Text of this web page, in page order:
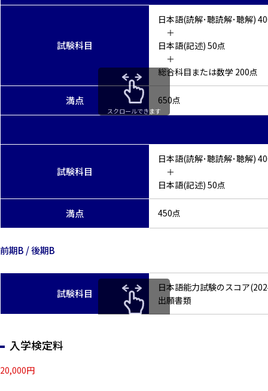
試験科目
日本語(読解･聴読解･聴解)
＋
日本語(記述) 50点
＋
総合科目または数学 200点
満点 650点
試験科目
日本語(読解･聴読解･聴解)
＋
日本語(記述) 50点
満点 450点
スクロールできます
前期B / 後期B
試験科目
日本語能力試験のスコア
出願書類
入学検定料
20,000円